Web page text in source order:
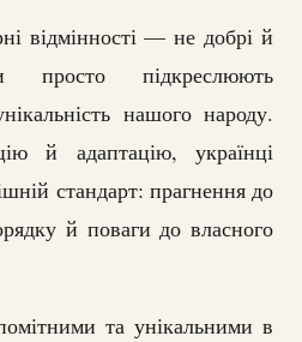
відмінності — не добрі й
підкреслюють
нашого народу.
й адаптацію, українці
стандарт: прагнення до
й поваги до власного
та унікальними в